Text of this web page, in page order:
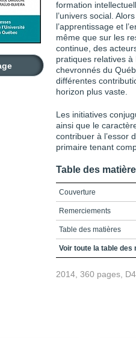
formation
l’univers social.
l’apprentissage et
même que sur les
continue, des
pratiques relatives à
chevronnés du
différentes
horizon plus vaste.
Les initiatives
ainsi que le
contribuer à l’essor
primaire tenant
Table des
Couverture
Remerciements
Table des matières
Liste des figures et
humaines au primaire
Voir toute la table des
2014, 360 pages,